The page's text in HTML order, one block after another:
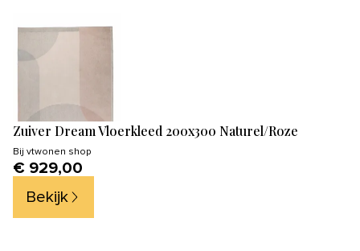
Zuiver Dream Vloerkleed 200x300 Naturel/Roze
Bij vtwonen shop
€ 929,00
Bekijk